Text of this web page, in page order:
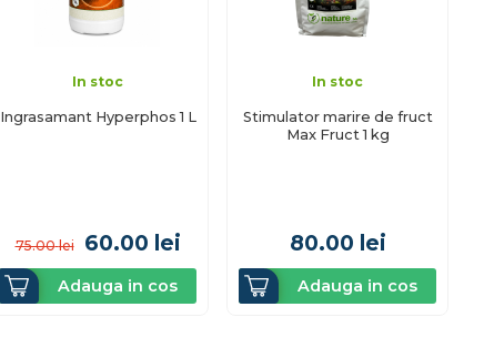
In stoc
Ingrasamant Hyperphos 1 L
75.00 lei 60.00 lei
Adauga in cos
In stoc
Stimulator marire de fruct
Max Fruct 1 kg
80.00 lei
Adauga in cos